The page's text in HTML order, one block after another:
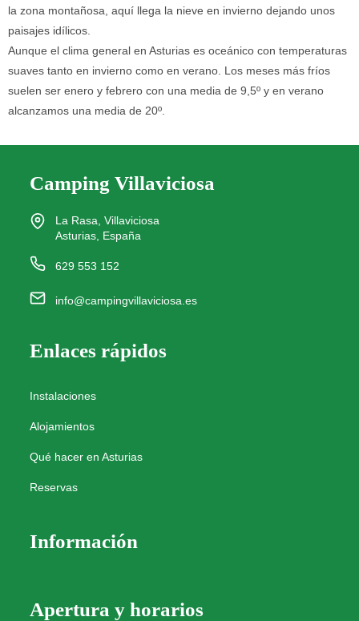
la zona montañosa, aquí llega la nieve en invierno dejando unos
paisajes idílicos.
Aunque el clima general en Asturias es oceánico con temperaturas
suaves tanto en invierno como en verano. Los meses más fríos
suelen ser enero y febrero con una media de 9,5º y en verano
alcanzamos una media de 20º.
Camping Villaviciosa
La Rasa, Villaviciosa
Asturias, España
629 553 152
info@campingvillaviciosa.es
Enlaces rápidos
Instalaciones
Alojamientos
Qué hacer en Asturias
Reservas
Información
Apertura y horarios